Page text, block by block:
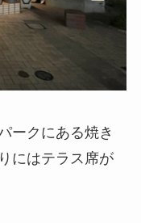
ークにある焼き
にはテラス席が